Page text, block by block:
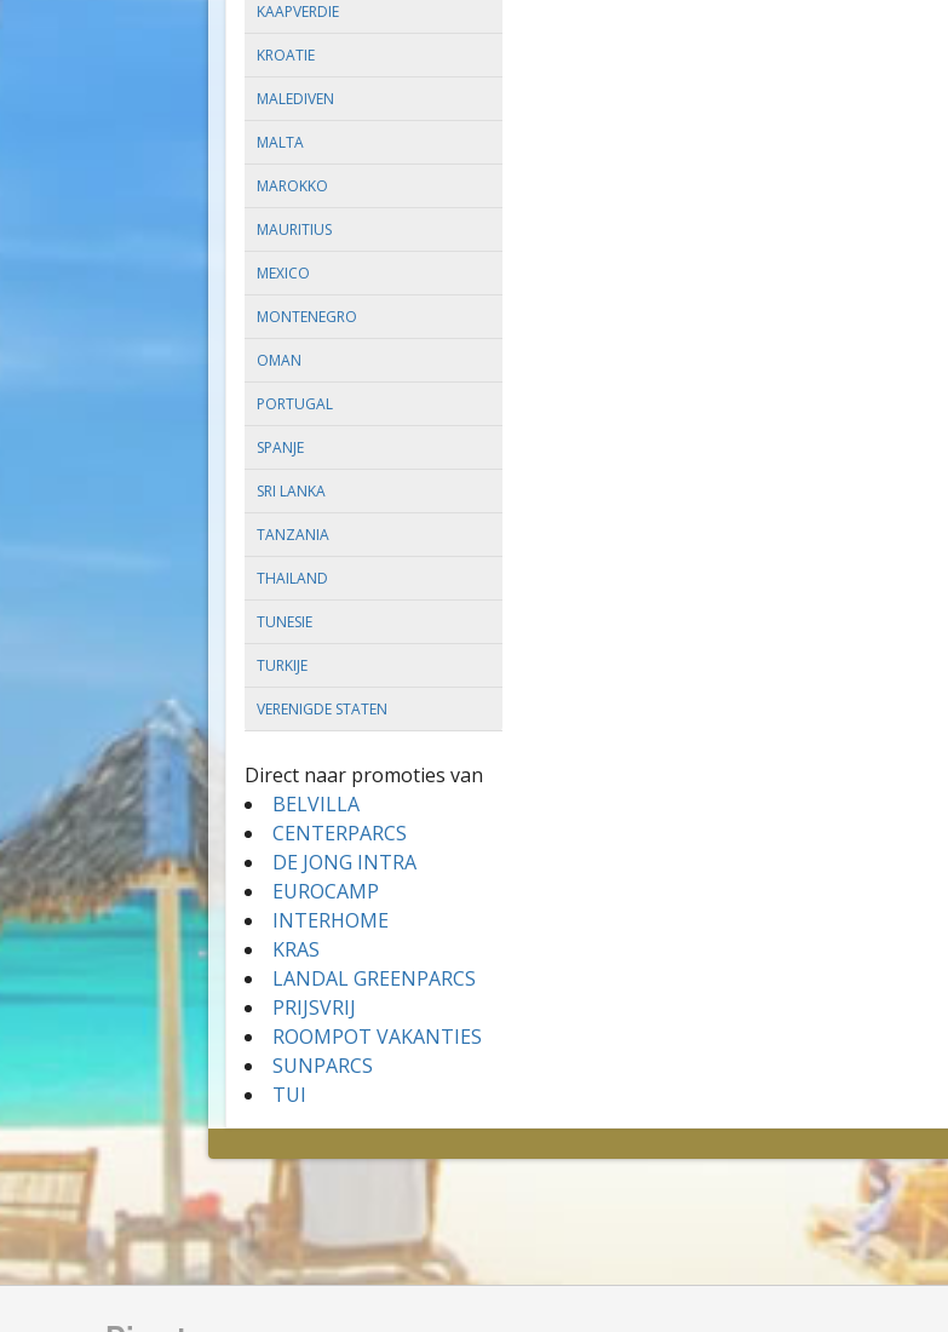
KAAPVERDIE
KROATIE
MALEDIVEN
MALTA
MAROKKO
MAURITIUS
MEXICO
MONTENEGRO
OMAN
PORTUGAL
SPANJE
SRI LANKA
TANZANIA
THAILAND
TUNESIE
TURKIJE
VERENIGDE STATEN
Direct naar promoties van
BELVILLA
CENTERPARCS
DE JONG INTRA
EUROCAMP
INTERHOME
KRAS
LANDAL GREENPARCS
PRIJSVRIJ
ROOMPOT VAKANTIES
SUNPARCS
TUI